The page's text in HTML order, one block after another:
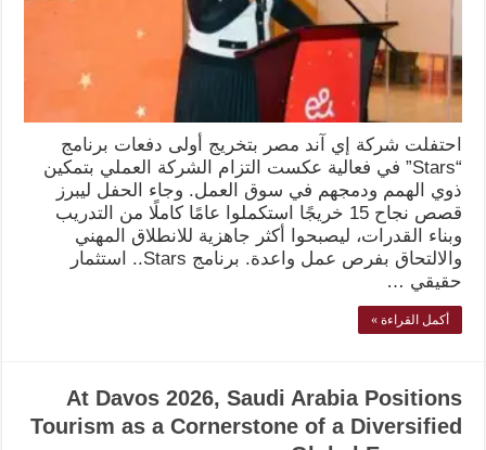
احتفلت شركة إي آند مصر بتخريج أولى دفعات برنامج
“Stars” في فعالية عكست التزام الشركة العملي بتمكين
ذوي الهمم ودمجهم في سوق العمل. وجاء الحفل ليبرز
قصص نجاح 15 خريجًا استكملوا عامًا كاملًا من التدريب
وبناء القدرات، ليصبحوا أكثر جاهزية للانطلاق المهني
والالتحاق بفرص عمل واعدة. برنامج Stars.. استثمار
حقيقي …
أكمل القراءة »
At Davos 2026, Saudi Arabia Positions
Tourism as a Cornerstone of a Diversified